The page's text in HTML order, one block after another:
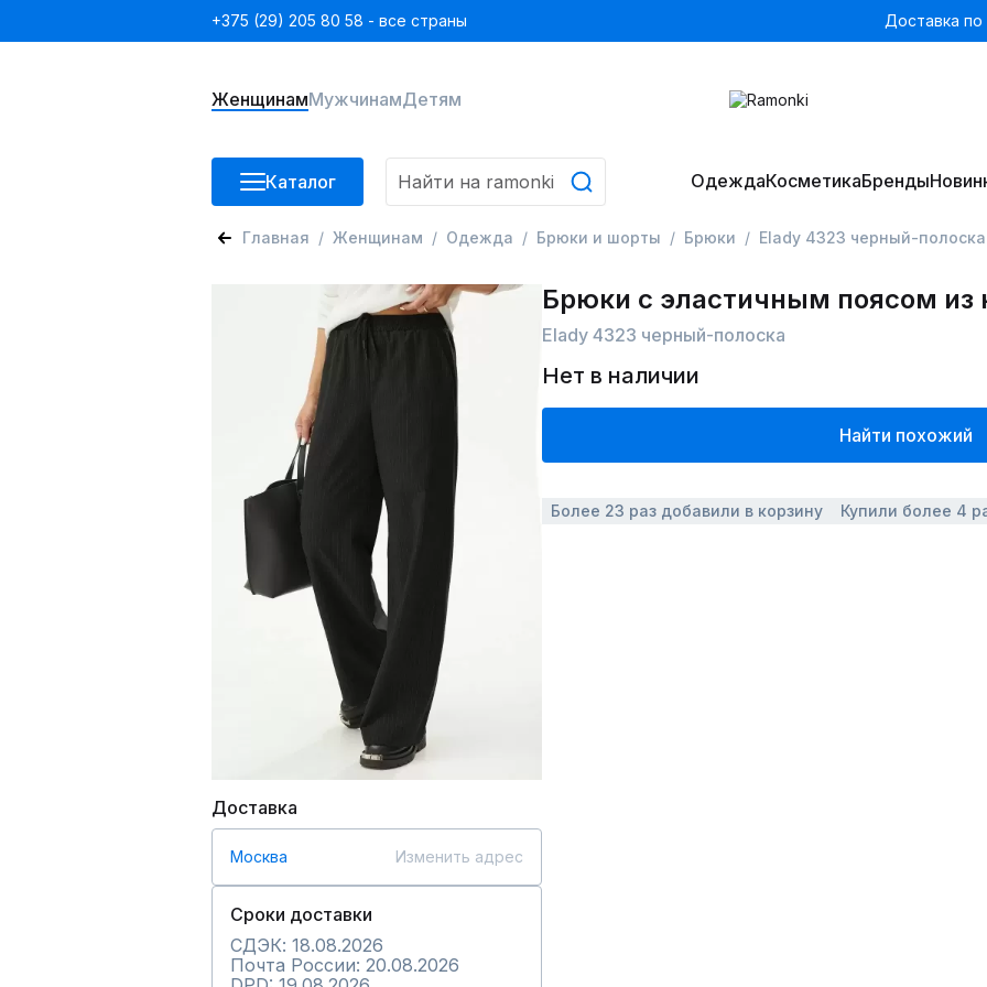
+375 (29) 205 80 58 - все страны Доставка
ЖенщинамМужчинамДетям
Каталог ОдеждаКосметикаБренды
Главная Женщинам Одежда Брюки и шорты Брюки Elady 4323 черный-полоска
Доставка
Москва Изменить адрес
Сроки доставки
СДЭК: 18.08.2026
Почта России: 20.08.2026
Брюки с эластичным поясом из
Elady 4323 черный-полоска
Нет в наличии
Найти похожий
Более 23 раз добавили в корзину Купили более 4